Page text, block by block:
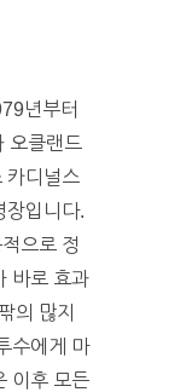
년부터
오클랜드
카디널스
장입니다.
으로 정
바로 효과
의 많지
수에게 마
이후 모든